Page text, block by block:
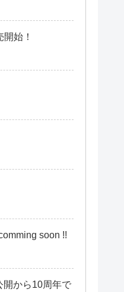
始！
soon !!
開から10周年で